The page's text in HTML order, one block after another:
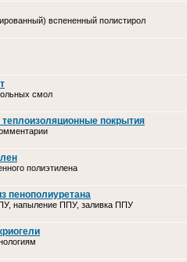
вспененный полистирол
смол
покрытия
полиэтилена
пенополиуретана
напыление ППУ, заливка ППУ